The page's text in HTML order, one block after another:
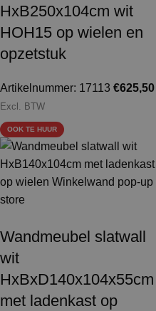
HxB250x104cm wit
HOH15 op wielen en
opzetstuk
Artikelnummer: 17113 €625,50
Excl. BTW
OOK TE HUUR
Wandmeubel slatwall
wit
HxBxD140x104x55cm
met ladenkast op